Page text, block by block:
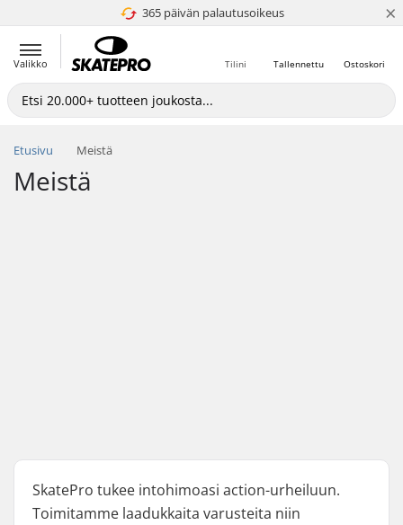
365 päivän palautusoikeus
4.8 / 5 ×
Valikko Ostoskori
Tallennettu
Tilini
Etusivu Meistä
Meistä
SkatePro tukee intohimoasi action-urheiluun.
Toimitamme laadukkaita varusteita niin